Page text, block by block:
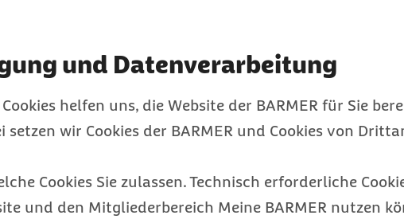
und Datenverarbeitung
Cookies helfen uns, die Website der BARMER für Sie
wir Cookies der BARMER und Cookies von
Cookies Sie zulassen. Technisch erforderliche
und den Mitgliederbereich Meine BARMER nutzen
ist lang und reicht von
Stress und falscher
Zigarettenkonsum und
zum Verhängnis,
aus Beruf und Familie
Organisation in
oder ältere Angehörige und